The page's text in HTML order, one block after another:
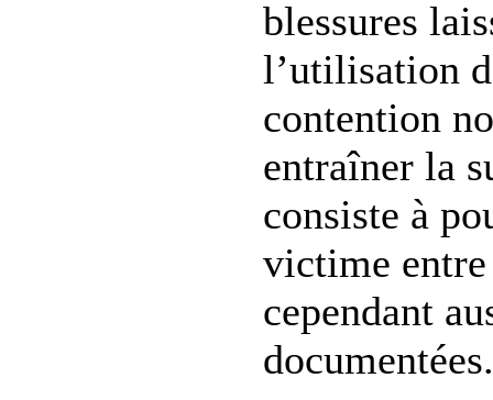
blessures
l’utilisation
contention
entraîner la
consiste à
victime entre
cependant
documentées.